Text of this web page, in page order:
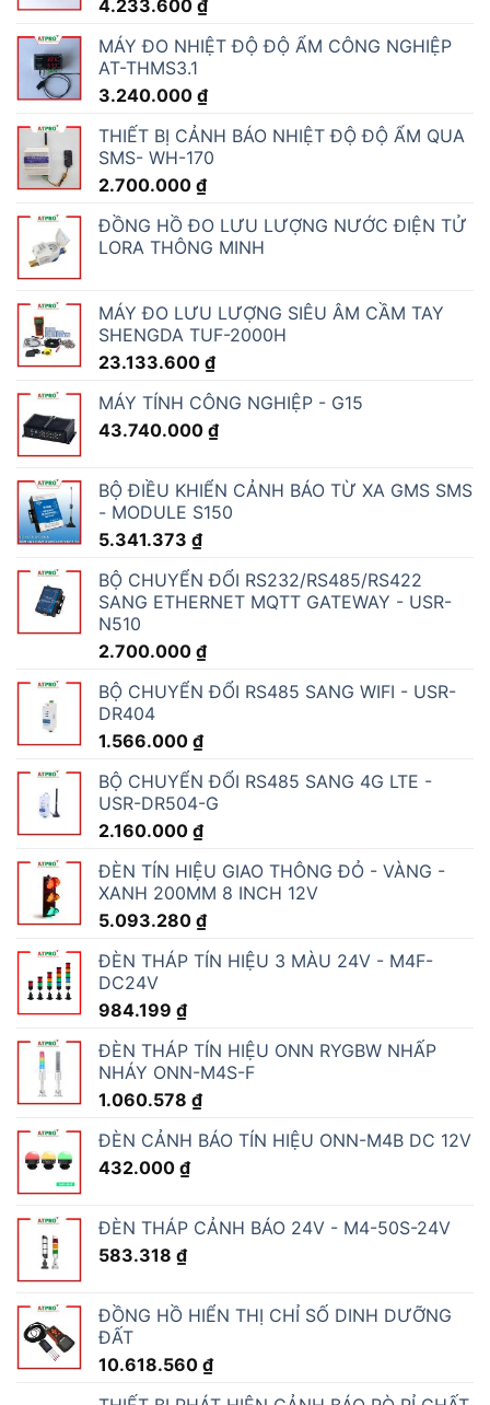
4.233.600 ₫
MÁY ĐO NHIỆT ĐỘ ĐỘ ẨM CÔNG NGHIỆP
AT-THMS3.1
3.240.000 ₫
THIẾT BỊ CẢNH BÁO NHIỆT ĐỘ ĐỘ ẨM QUA
SMS- WH-170
2.700.000 ₫
ĐỒNG HỒ ĐO LƯU LƯỢNG NƯỚC ĐIỆN TỬ
LORA THÔNG MINH
MÁY ĐO LƯU LƯỢNG SIÊU ÂM CẦM TAY
SHENGDA TUF-2000H
23.133.600 ₫
MÁY TÍNH CÔNG NGHIỆP - G15
43.740.000 ₫
BỘ ĐIỀU KHIỂN CẢNH BÁO TỪ XA GMS SMS
- MODULE S150
5.341.373 ₫
BỘ CHUYỂN ĐỔI RS232/RS485/RS422
SANG ETHERNET MQTT GATEWAY - USR-
N510
2.700.000 ₫
BỘ CHUYỂN ĐỔI RS485 SANG WIFI - USR-
DR404
1.566.000 ₫
BỘ CHUYỂN ĐỔI RS485 SANG 4G LTE -
USR-DR504-G
2.160.000 ₫
ĐÈN TÍN HIỆU GIAO THÔNG ĐỎ - VÀNG -
XANH 200MM 8 INCH 12V
5.093.280 ₫
ĐÈN THÁP TÍN HIỆU 3 MÀU 24V - M4F-
DC24V
984.199 ₫
ĐÈN THÁP TÍN HIỆU ONN RYGBW NHẤP
NHÁY ONN-M4S-F
1.060.578 ₫
ĐÈN CẢNH BÁO TÍN HIỆU ONN-M4B DC 12V
432.000 ₫
ĐÈN THÁP CẢNH BÁO 24V - M4-50S-24V
583.318 ₫
ĐỒNG HỒ HIỂN THỊ CHỈ SỐ DINH DƯỠNG
ĐẤT
10.618.560 ₫